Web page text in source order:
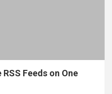
Feeds on One